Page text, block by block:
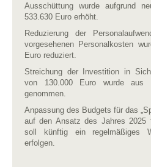
Ausschüttung wurde aufgrund
533.630 Euro erhöht.
Reduzierung der
vorgesehenen Personalkosten
Euro reduziert.
Streichung der Investition in
von 130.000 Euro wurde aus
genommen.
Anpassung des Budgets für das
auf den Ansatz des Jahres 2025
soll künftig ein regelmäßiges
erfolgen.